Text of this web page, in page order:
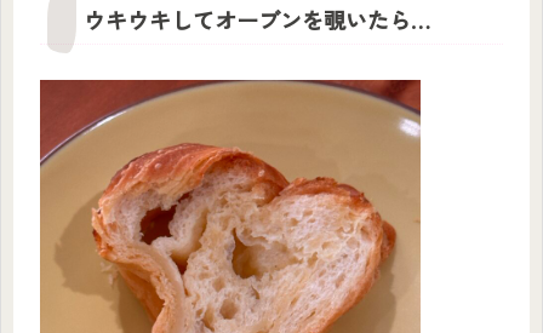
ウキウキしてオーブンを覗いたら…